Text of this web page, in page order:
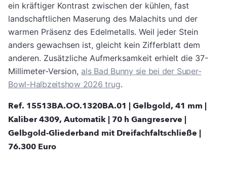
ein kräftiger Kontrast zwischen der kühlen, fast
landschaftlichen Maserung des Malachits und der
warmen Präsenz des Edelmetalls. Weil jeder Stein
anders gewachsen ist, gleicht kein Zifferblatt dem
anderen. Zusätzliche Aufmerksamkeit erhielt die 37-
Millimeter-Version, als Bad Bunny sie bei der Super-
Bowl-Halbzeitshow 2026 trug.
Ref. 15513BA.OO.1320BA.01 | Gelbgold, 41 mm |
Kaliber 4309, Automatik | 70 h Gangreserve |
Gelbgold-Gliederband mit Dreifachfaltschließe |
76.300 Euro